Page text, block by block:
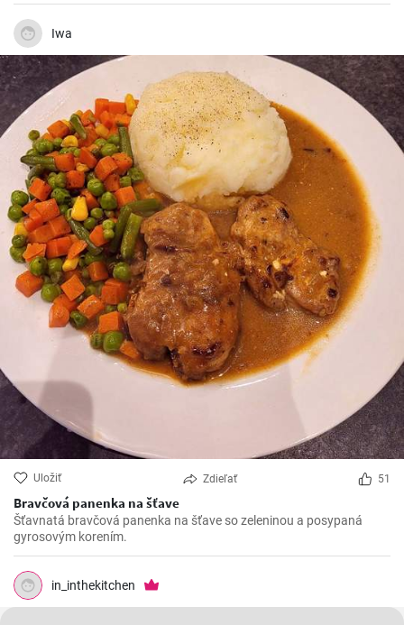
Iwa
Uložiť Zdieľať 51
Bravčová panenka na šťave
Šťavnatá bravčová panenka na šťave so zeleninou a posypaná
gyrosovým korením.
in_inthekitchen